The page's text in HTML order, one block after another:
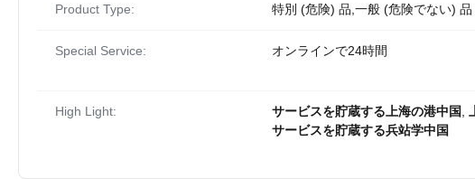
Product Type: 特別 (危険) 品,一般 (危険でない) 品
Special Service: オンラインで24時間
High Light: サービスを貯蔵する上海の港中国
サービスを貯蔵する兵站学中国